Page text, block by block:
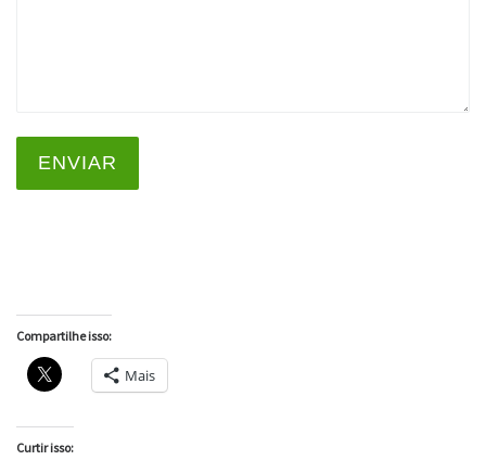
ENVIAR
Compartilhe isso:
Mais
Curtir isso: